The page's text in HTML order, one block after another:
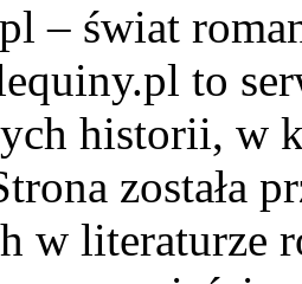
– świat
to
historii, w
została
w literaturze